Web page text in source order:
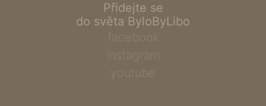
Přidejte se
do světa ByloByLibo
facebook
instagram
youtube